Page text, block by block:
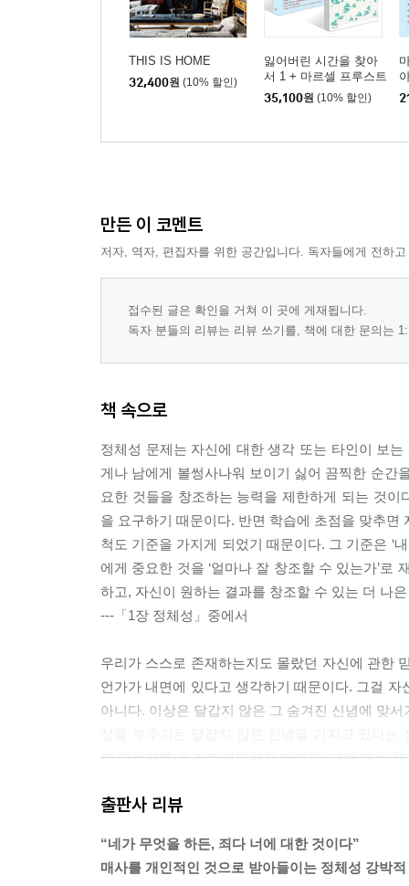
THIS IS HOME
32,400원 (10% 할인)
잃어버린 시간을 찾아
서 1 + 마르셀 프루스트
를 찾아서 세트
35,100원 (10% 할인)
만든 이 코멘트
저자, 역자, 편집자를 위한 공간입니다. 독자들에게 전하
접수된 글은 확인을 거쳐 이 곳에 게재됩니다.
독자 분들의 리뷰는 리뷰 쓰기를, 책에 대한 문의는
책 속으로
정체성 문제는 자신에 대한 생각 또는 타인이 보
게나 남에게 볼썽사나워 보이기 싫어 끔찍한 순간
요한 것들을 창조하는 능력을 제한하게 되는 것
을 요구하기 때문이다. 반면 학습에 초점을 맞추
척도 기준을 가지게 되었기 때문이다. 그 기준은 ‘
에게 중요한 것을 ‘얼마나 잘 창조할 수 있는가’
하고, 자신이 원하는 결과를 창조할 수 있는 더 나
---「1장 정체성」중에서
우리가 스스로 존재하는지도 몰랐던 자신에 관한
언가가 내면에 있다고 생각하기 때문이다. 그걸
아니다. 이상은 달갑지 않은 그 숨겨진 신념에 맞
여 있는지를 스스로 파악하기 어렵다. 그럴 때는
---「2장 이상과 현실」중에서
만약 우리가 한발 물러서서 더 큰 관점으로 우리
ing’과 ‘전진advancing’이다. 진동 패턴은 흔들의
출판사 리뷰
“네가 무엇을 하든, 죄다 너에 대한 것이다”
매사를 개인적인 것으로 받아들이는 정체성 강박